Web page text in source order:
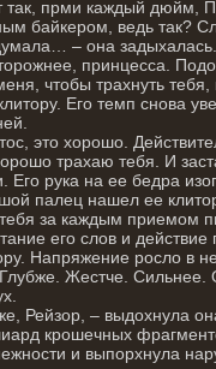
так, прми каждый дюйм,
байкером, ведь так?
– она
принцесса.
чтобы трахнуть
Его темп снова
это хорошо.
трахаю тебя. И
Его рука на ее бедра
палец нашел ее
за каждым приемом
его слов и
Напряжение росло в
Жестче. Сильнее.
Рейзор, – выдохнула
крошечных
и выпорхнула